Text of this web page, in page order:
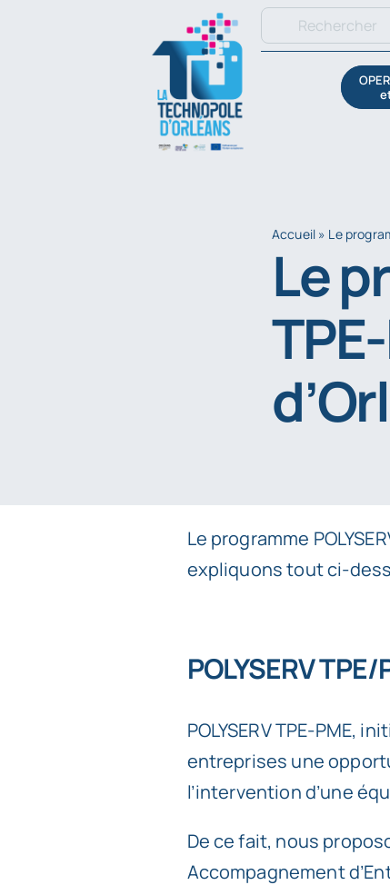
Rechercher:
Accueil » Le
Le
Le programme
expliquons tout ci-
POLYSERV
POLYSERV TPE-
entreprises une
l’intervention d’une
De ce fait, nous
Accompagnement